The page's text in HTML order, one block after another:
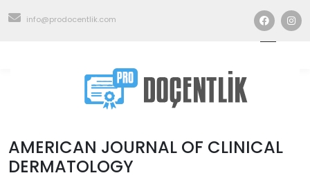
info@prodocentlik.com
AMERICAN JOURNAL OF CLINICAL
DERMATOLOGY